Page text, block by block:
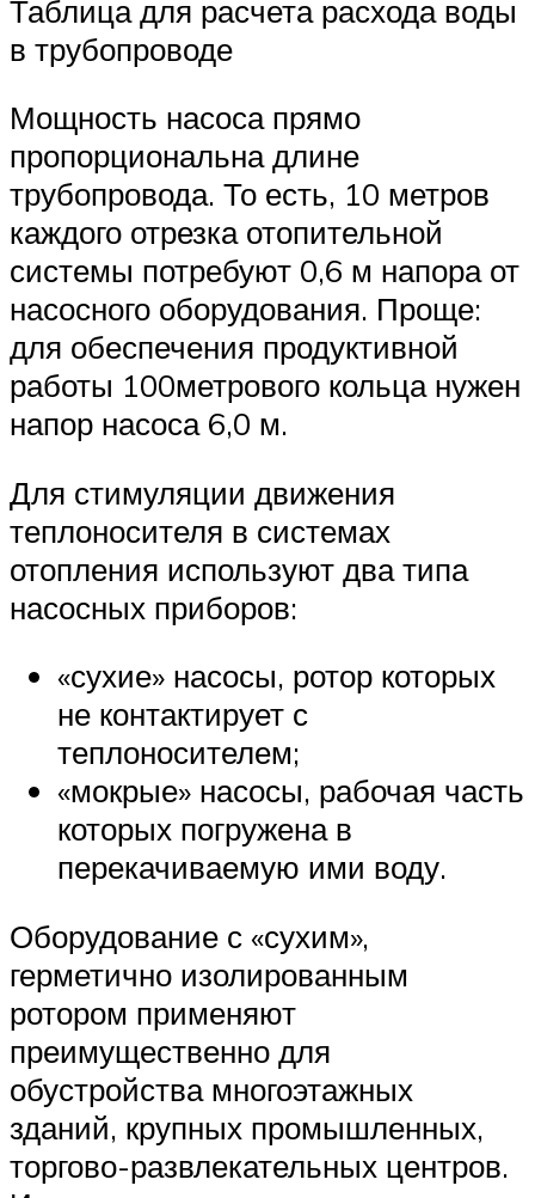
Таблица для расчета расхода воды
в трубопроводе
Мощность насоса прямо
пропорциональна длине
трубопровода. То есть, 10 метров
каждого отрезка отопительной
системы потребуют 0,6 м напора от
насосного оборудования. Проще:
для обеспечения продуктивной
работы 100метрового кольца нужен
напор насоса 6,0 м.
Для стимуляции движения
теплоносителя в системах
отопления используют два типа
насосных приборов:
«сухие» насосы, ротор которых
не контактирует с
теплоносителем;
«мокрые» насосы, рабочая часть
которых погружена в
перекачиваемую ими воду.
Оборудование с «сухим»,
герметично изолированным
ротором применяют
преимущественно для
обустройства многоэтажных
зданий, крупных промышленных,
торгово-развлекательных центров.